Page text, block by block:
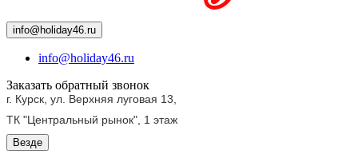
info@holiday46.ru
info@holiday46.ru
Заказать обратный звонок
г. Курск, ул. Верхняя луговая 13,
ТК "Центральный рынок", 1 этаж
Везде